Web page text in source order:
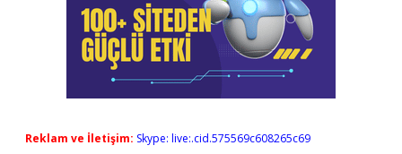
Reklam ve İletişim: Skype: live:.cid.575569c608265c69